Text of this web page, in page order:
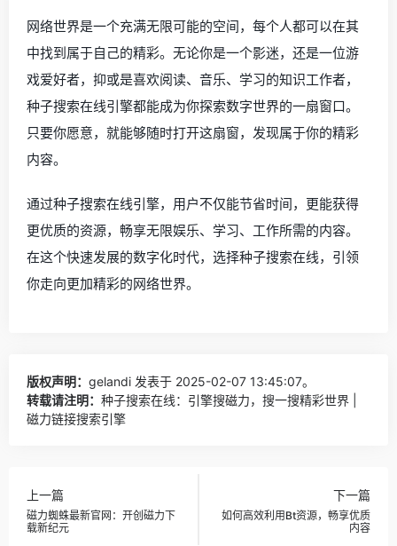
网络世界是一个充满无限可能的空间，每个人都可以在其
中找到属于自己的精彩。无论你是一个影迷，还是一位游
戏爱好者，抑或是喜欢阅读、音乐、学习的知识工作者，
种子搜索在线引擎都能成为你探索数字世界的一扇窗口。
只要你愿意，就能够随时打开这扇窗，发现属于你的精彩
内容。
通过种子搜索在线引擎，用户不仅能节省时间，更能获得
更优质的资源，畅享无限娱乐、学习、工作所需的内容。
在这个快速发展的数字化时代，选择种子搜索在线，引领
你走向更加精彩的网络世界。
版权声明： gelandi 发表于 2025-02-07 13:45:07。
转载请注明： 种子搜索在线：引擎搜磁力，搜一搜精彩世界 |
磁力链接搜索引擎
上一篇
磁力蜘蛛最新官网：开创磁力下
载新纪元
下一篇
如何高效利用Bt资源，畅享优质
内容